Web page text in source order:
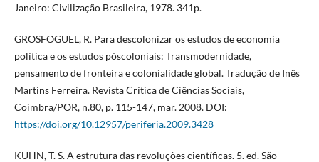
Janeiro: Civilização Brasileira, 1978. 341p.
GROSFOGUEL, R. Para descolonizar os estudos de economia
política e os estudos póscoloniais: Transmodernidade,
pensamento de fronteira e colonialidade global. Tradução de Inês
Martins Ferreira. Revista Crítica de Ciências Sociais,
Coimbra/POR, n.80, p. 115-147, mar. 2008. DOI:
https://doi.org/10.12957/periferia.2009.3428
KUHN, T. S. A estrutura das revoluções científicas. 5. ed. São